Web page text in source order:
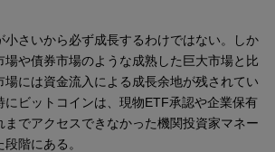
小さいから必ず成長するわけではない。しか
場や債券市場のような成熟した巨大市場と比
には資金流入による成長余地が残されてい
にビットコインは、現物ETF承認や企業保有
でアクセスできなかった機関投資家マネー
階にある。